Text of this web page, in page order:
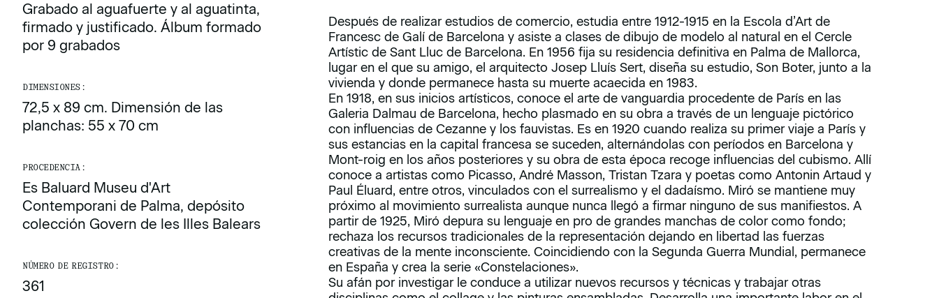
Grabado al aguafuerte y al aguatinta,
firmado y justificado. Álbum formado
por 9 grabados
DIMENSIONES:
72,5 x 89 cm. Dimensión de las
planchas: 55 x 70 cm
PROCEDENCIA:
Es Baluard Museu d'Art
Contemporani de Palma, depósito
colección Govern de les Illes Balears
NÚMERO DE REGISTRO:
361
Después de realizar estudios de comercio, estudia entre 1912-1915 en la Escola d’Art de
Francesc de Galí de Barcelona y asiste a clases de dibujo de modelo al natural en el Cercle
Artístic de Sant Lluc de Barcelona. En 1956 fija su residencia definitiva en Palma de Mallorca,
lugar en el que su amigo, el arquitecto Josep Lluís Sert, diseña su estudio, Son Boter, junto a la
vivienda y donde permanece hasta su muerte acaecida en 1983.
En 1918, en sus inicios artísticos, conoce el arte de vanguardia procedente de París en las
Galeria Dalmau de Barcelona, hecho plasmado en su obra a través de un lenguaje pictórico
con influencias de Cezanne y los fauvistas. Es en 1920 cuando realiza su primer viaje a París y
sus estancias en la capital francesa se suceden, alternándolas con períodos en Barcelona y
Mont-roig en los años posteriores y su obra de esta época recoge influencias del cubismo. Allí
conoce a artistas como Picasso, André Masson, Tristan Tzara y poetas como Antonin Artaud y
Paul Éluard, entre otros, vinculados con el surrealismo y el dadaísmo. Miró se mantiene muy
próximo al movimiento surrealista aunque nunca llegó a firmar ninguno de sus manifiestos. A
partir de 1925, Miró depura su lenguaje en pro de grandes manchas de color como fondo;
rechaza los recursos tradicionales de la representación dejando en libertad las fuerzas
creativas de la mente inconsciente. Coincidiendo con la Segunda Guerra Mundial, permanece
en España y crea la serie «Constelaciones».
Su afán por investigar le conduce a utilizar nuevos recursos y técnicas y trabajar otras